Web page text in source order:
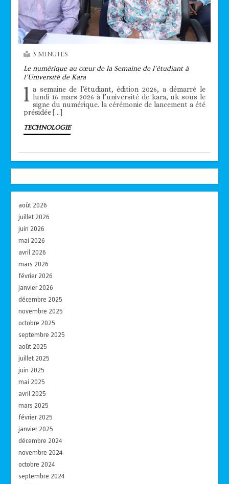
3 MINUTES
Le numérique au cœur de la Semaine de l’étudiant à
l’Université de Kara
l a semaine de l’étudiant, édition 2026, a démarré le
lundi 16 mars 2026 à l’université de kara, uk sous le
signe du numérique. la cérémonie de lancement a été
présidée […]
TECHNOLOGIE
août 2026
juillet 2026
juin 2026
mai 2026
avril 2026
mars 2026
février 2026
janvier 2026
décembre 2025
novembre 2025
octobre 2025
septembre 2025
août 2025
juillet 2025
juin 2025
mai 2025
avril 2025
mars 2025
février 2025
janvier 2025
décembre 2024
novembre 2024
octobre 2024
septembre 2024